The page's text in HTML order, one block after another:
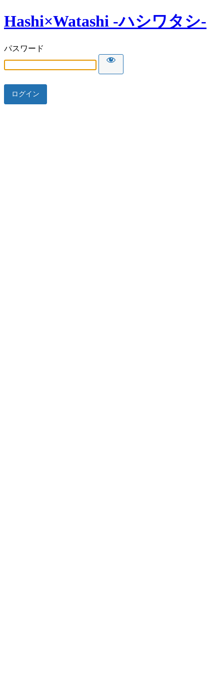
Hashi×Watashi -ハシワタシ-
パスワード